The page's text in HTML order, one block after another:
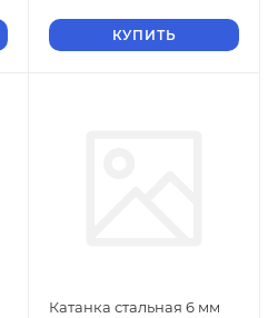
КУПИТЬ
Катанка стальная 6 мм